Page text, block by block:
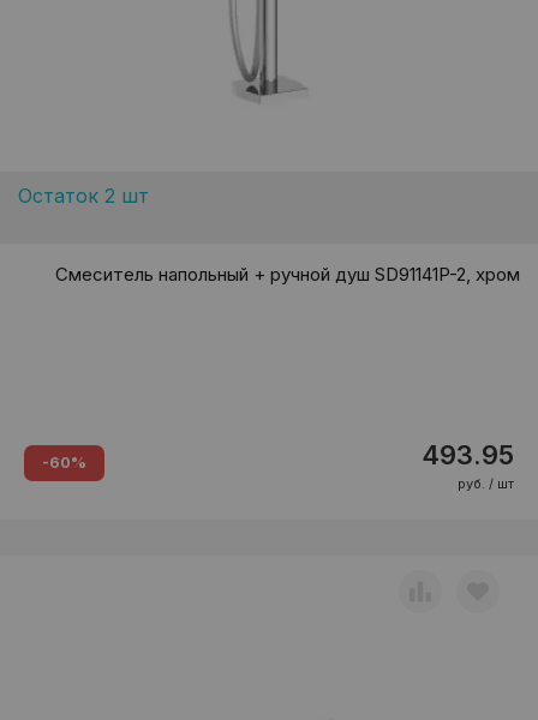
Остаток 2 шт
Смеситель напольный + ручной душ SD91141P-2, хром
-60% 493.95
руб. / шт